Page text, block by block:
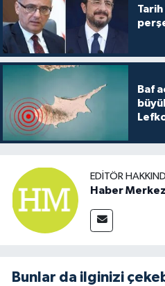
Baf
EDITÖR
Haber
Bunlar da ilginizi